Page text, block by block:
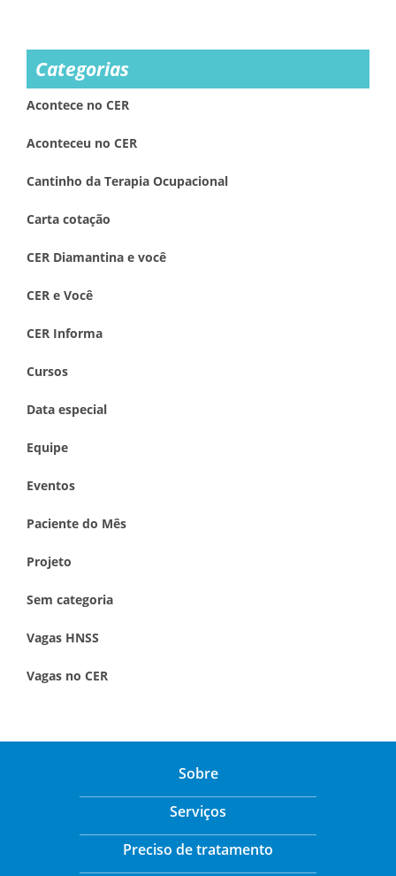
Categorias
Acontece no CER
Aconteceu no CER
Cantinho da Terapia Ocupacional
Carta cotação
CER Diamantina e você
CER e Você
CER Informa
Cursos
Data especial
Equipe
Eventos
Paciente do Mês
Projeto
Sem categoria
Vagas HNSS
Vagas no CER
Sobre
Serviços
Preciso de tratamento